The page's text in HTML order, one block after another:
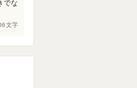
でな
文字